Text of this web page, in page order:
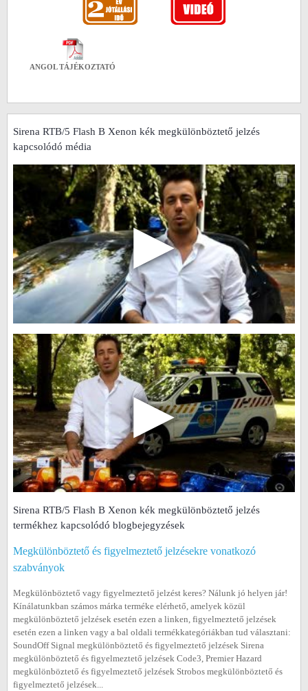
ANGOL TÁJÉKOZTATÓ
Sirena RTB/5 Flash B Xenon kék megkülönböztető jelzés
kapcsolódó média
▶
▶
Sirena RTB/5 Flash B Xenon kék megkülönböztető jelzés
termékhez kapcsolódó blogbejegyzések
Megkülönböztető és figyelmeztető jelzésekre vonatkozó
szabványok
Megkülönböztető vagy figyelmeztető jelzést keres? Nálunk jó helyen jár!
Kínálatunkban számos márka terméke elérhető, amelyek közül
megkülönböztető jelzések esetén ezen a linken, figyelmeztető jelzések
esetén ezen a linken vagy a bal oldali termékkategóriákban tud választani:
SoundOff Signal megkülönböztető és figyelmeztető jelzések Sirena
megkülönböztető és figyelmeztető jelzések Code3, Premier Hazard
megkülönböztető és figyelmeztető jelzések Strobos megkülönböztető és
figyelmeztető jelzések...